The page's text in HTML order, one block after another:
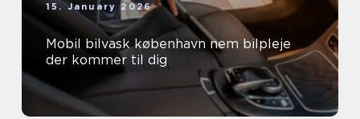
15. January 2026
Mobil bilvask københavn nem bilpleje
der kommer til dig